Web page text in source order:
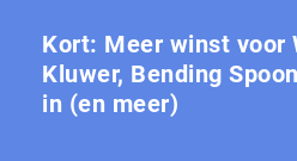
Kort: Meer winst voor
Kluwer, Bending
in (en meer)